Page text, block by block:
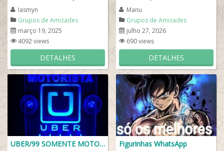
fale seu nome, idade e...
Iasmyn
Grupos de Amizades
março 19, 2025
4092 views
DETALHES
pessoas incríveis da...
Manu
Grupos de Amizades
julho 27, 2026
690 views
DETALHES
UBER/99 SOMENTE MOTORISTAS Figurinhas WhatsApp